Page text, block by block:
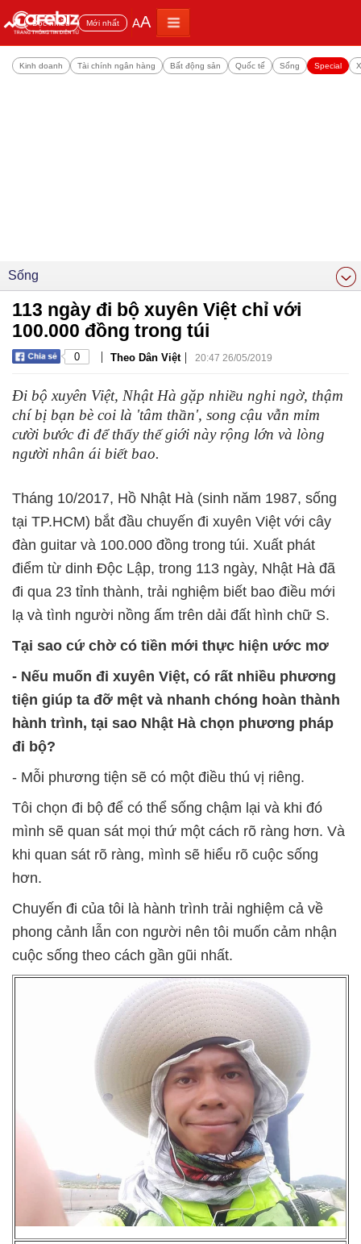
Đọc nhiều Mới nhất AA
Kinh doanh Tài chính ngân hàng Bất động sản Quốc tế Sống Special
Sống
113 ngày đi bộ xuyên Việt chỉ với
100.000 đồng trong túi
0 | Theo Dân Việt | 20:47 26/05/2019
Đi bộ xuyên Việt, Nhật Hà gặp nhiều nghi ngờ, thậm
chí bị bạn bè coi là 'tâm thần', song cậu vẫn mỉm
cười bước đi để thấy thế giới này rộng lớn và lòng
người nhân ái biết bao.
Tháng 10/2017, Hồ Nhật Hà (sinh năm 1987, sống
tại TP.HCM) bắt đầu chuyến đi xuyên Việt với cây
đàn guitar và 100.000 đồng trong túi. Xuất phát
điểm từ dinh Độc Lập, trong 113 ngày, Nhật Hà đã
đi qua 23 tỉnh thành, trải nghiệm biết bao điều mới
lạ và tình người nồng ấm trên dải đất hình chữ S.
Tại sao cứ chờ có tiền mới thực hiện ước mơ
- Nếu muốn đi xuyên Việt, có rất nhiều phương
tiện giúp ta đỡ mệt và nhanh chóng hoàn thành
hành trình, tại sao Nhật Hà chọn phương pháp
đi bộ?
- Mỗi phương tiện sẽ có một điều thú vị riêng.
Tôi chọn đi bộ để có thể sống chậm lại và khi đó
mình sẽ quan sát mọi thứ một cách rõ ràng hơn. Và
khi quan sát rõ ràng, mình sẽ hiểu rõ cuộc sống
hơn.
Chuyến đi của tôi là hành trình trải nghiệm cả về
phong cảnh lẫn con người nên tôi muốn cảm nhận
cuộc sống theo cách gần gũi nhất.